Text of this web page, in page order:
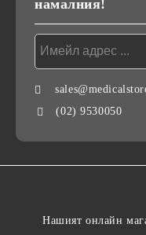
намалния!
(02) 9530050
Нашият онлайн